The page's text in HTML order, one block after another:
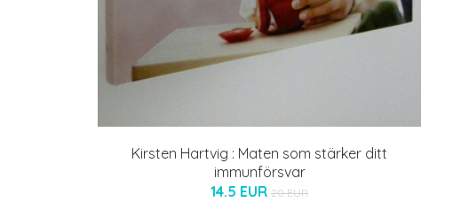
Kirsten Hartvig : Maten som stärker ditt
immunförsvar
14.5 EUR 20 EUR